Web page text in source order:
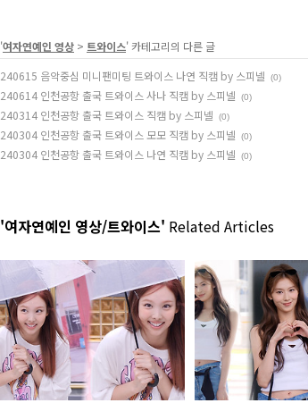
'여자연예인 영상 > 트와이스' 카테고리의 다른 글
240615 음악중심 미니팬미팅 트와이스 나연 직캠 by 스피넬
(0)
240614 인천공항 출국 트와이스 사나 직캠 by 스피넬 (0)
240314 인천공항 출국 트와이스 직캠 by 스피넬 (0)
240304 인천공항 출국 트와이스 모모 직캠 by 스피넬 (0)
240304 인천공항 출국 트와이스 나연 직캠 by 스피넬 (0)
'여자연예인 영상/트와이스' Related Articles